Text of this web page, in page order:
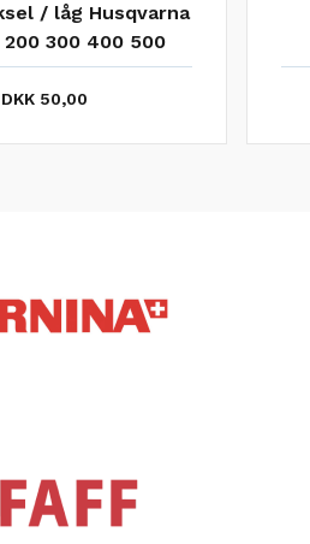
/ låg Husqvarna
200 300 400 500
DKK 50,00